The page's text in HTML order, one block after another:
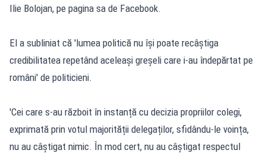
Ilie Bolojan, pe pagina sa de Facebook.
El a subliniat că 'lumea politică nu își poate recâștiga
credibilitatea repetând aceleași greșeli care i-au îndepărtat pe
români' de politicieni.
'Cei care s-au războit în instanță cu decizia propriilor colegi,
exprimată prin votul majorității delegaților, sfidându-le voința,
nu au câștigat nimic. În mod cert, nu au câștigat respectul